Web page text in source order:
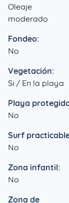
Oleaje
moderado
Fondeo:
No
Vegetación:
Si / En la playa
Playa
No
Surf
No
Zona infantil:
No
Zona de